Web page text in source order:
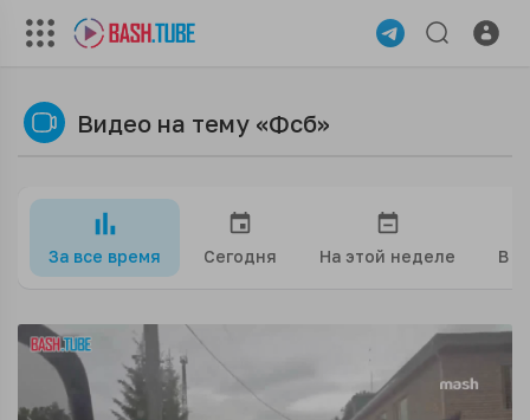
Видео на тему «Фсб»
За все время Сегодня На этой неделе В